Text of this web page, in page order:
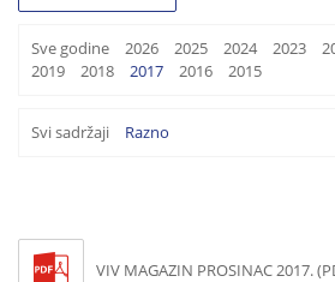
Sve godine 2026 2025 2024 2023
2019
2018 2017 2016 2015
Svi sadržaji Razno
VIV MAGAZIN PROSINAC 2017.